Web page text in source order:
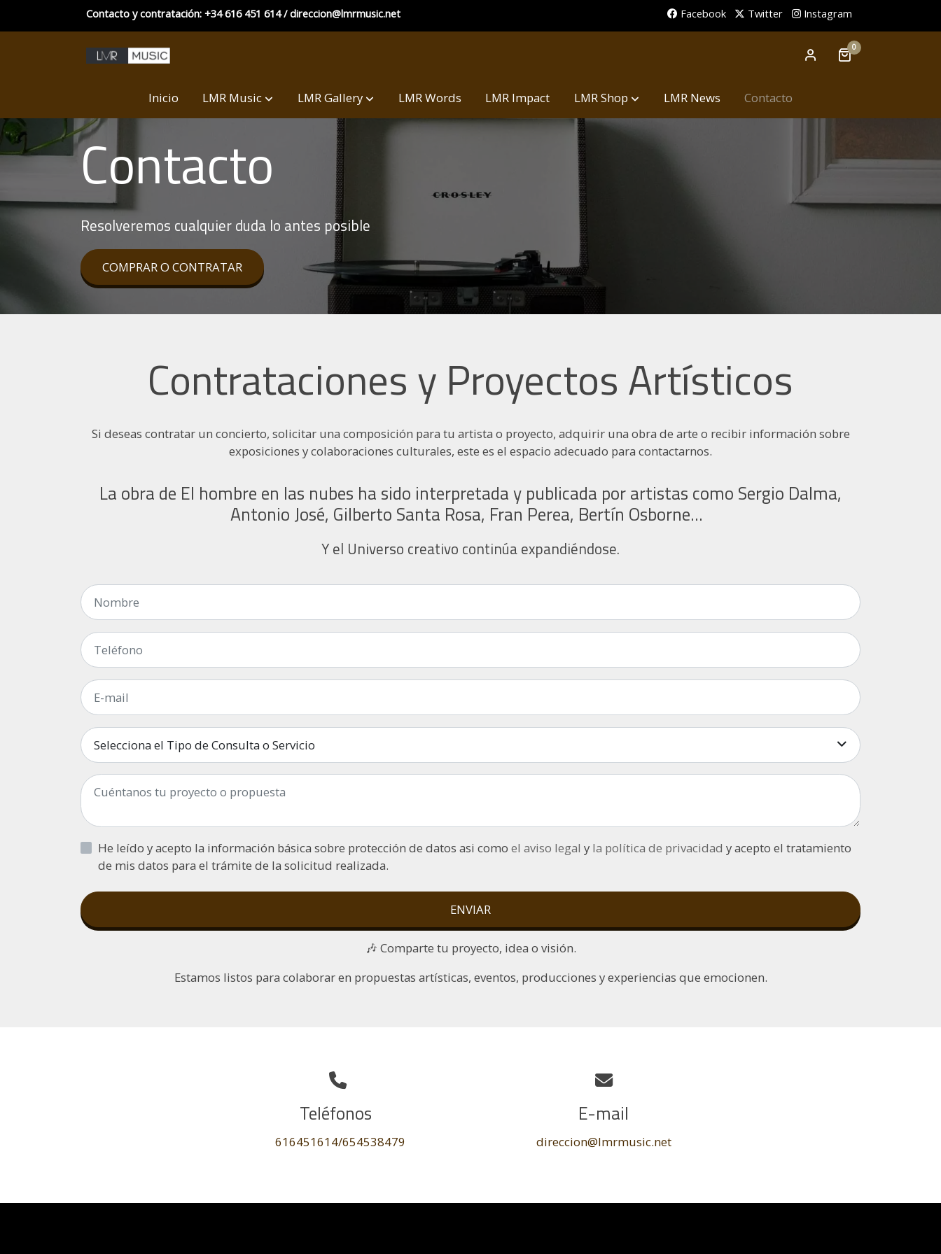
Contacto y contratación: +34 616 451 614 / direccion@lmrmusic.net Facebook Twitter Instagram
0
Inicio LMR Music LMR Gallery LMR Words LMR Impact LMR Shop LMR News Contacto
Contacto
Resolveremos cualquier duda lo antes posible
COMPRAR O CONTRATAR
Contrataciones y Proyectos Artísticos
Si deseas contratar un concierto, solicitar una composición para tu artista o proyecto, adquirir una obra de arte o recibir información sobre
exposiciones y colaboraciones culturales, este es el espacio adecuado para contactarnos.
La obra de El hombre en las nubes ha sido interpretada y publicada por artistas como Sergio Dalma,
Antonio José, Gilberto Santa Rosa, Fran Perea, Bertín Osborne...
Y el Universo creativo continúa expandiéndose.
Selecciona el Tipo de Consulta o Servicio
He leído y acepto la información básica sobre protección de datos asi como el aviso legal y la política de privacidad y acepto el tratamiento
de mis datos para el trámite de la solicitud realizada.
ENVIAR
🎶 Comparte tu proyecto, idea o visión.
Estamos listos para colaborar en propuestas artísticas, eventos, producciones y experiencias que emocionen.
Teléfonos
616451614/654538479
E-mail
direccion@lmrmusic.net